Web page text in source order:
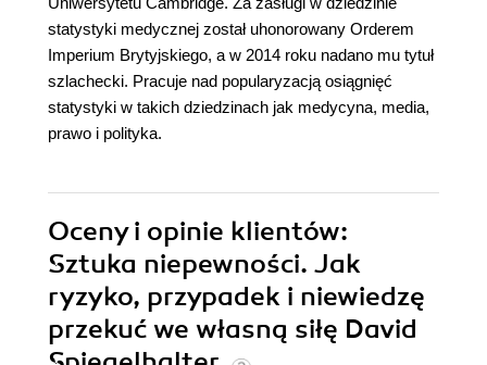
statystyki medycznej został uhonorowany Orderem
Imperium Brytyjskiego, a w 2014 roku nadano mu tytuł
szlachecki. Pracuje nad popularyzacją osiągnięć
statystyki w takich dziedzinach jak medycyna, media,
prawo i polityka.
Oceny i opinie klientów:
Sztuka niepewności. Jak
ryzyko, przypadek i niewiedzę
przekuć we własną siłę David